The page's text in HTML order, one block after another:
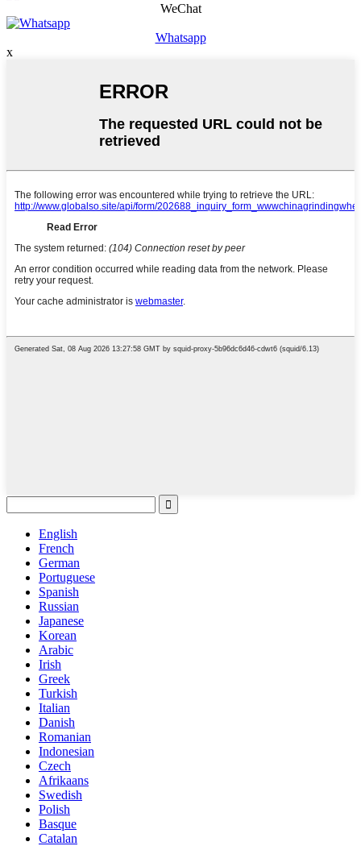
WeChat
Whatsapp
x
English
French
German
Portuguese
Spanish
Russian
Japanese
Korean
Arabic
Irish
Greek
Turkish
Italian
Danish
Romanian
Indonesian
Czech
Afrikaans
Swedish
Polish
Basque
Catalan